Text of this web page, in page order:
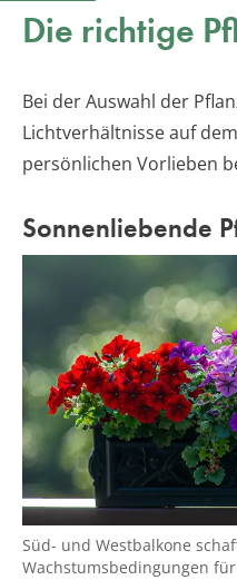
Die richtige
Bei der Auswahl der
Lichtverhältnisse auf
persönlichen Vorlieben
Sonnenliebende
Süd- und Westbalkone
Wachstumsbedingungen